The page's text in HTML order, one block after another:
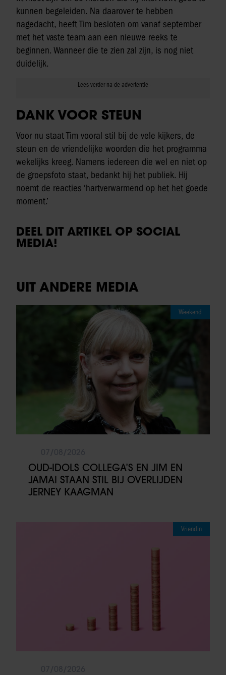
kunnen begeleiden. Na daarover te hebben
nagedacht, heeft Tim besloten om vanaf september
met het vaste team aan een nieuwe reeks te
beginnen. Wanneer die te zien zal zijn, is nog niet
duidelijk.
DANK VOOR STEUN
Voor nu staat Tim vooral stil bij de vele kijkers, de
steun en de vriendelijke woorden die het programma
wekelijks kreeg. Namens iedereen die wel en niet op
de groepsfoto staat, bedankt hij het publiek. Hij
noemt de reacties ‘hartverwarmend op het het goede
moment.’
DEEL DIT ARTIKEL OP SOCIAL
MEDIA!
UIT ANDERE MEDIA
Weekend
OUD-IDOLS COLLEGA’S EN JIM EN
JAMAI STAAN STIL BIJ OVERLIJDEN
JERNEY KAAGMAN
Vriendin